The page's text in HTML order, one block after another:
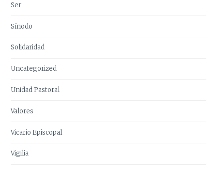
Ser
Sínodo
Solidaridad
Uncategorized
Unidad Pastoral
Valores
Vicario Episcopal
Vigilia